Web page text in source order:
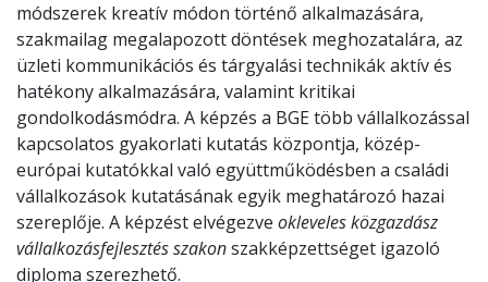
módszerek kreatív módon történő alkalmazására,
szakmailag megalapozott döntések meghozatalára, az
üzleti kommunikációs és tárgyalási technikák aktív és
hatékony alkalmazására, valamint kritikai
gondolkodásmódra. A képzés a BGE több vállalkozással
kapcsolatos gyakorlati kutatás központja, közép-
európai kutatókkal való együttműködésben a családi
vállalkozások kutatásának egyik meghatározó hazai
szereplője. A képzést elvégezve okleveles közgazdász
vállalkozásfejlesztés szakonszakképzettséget igazoló
diploma szerezhető.